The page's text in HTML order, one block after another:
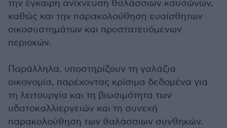
την έγκαιρη ανίχνευση θαλάσσιων καυσώνων,
καθώς και την παρακολούθηση ευαίσθητων
οικοσυστημάτων και προστατευόμενων
περιοχών.
Παράλληλα, υποστηρίζουν τη γαλάζια
οικονομία, παρέχοντας κρίσιμα δεδομένα για
τη λειτουργία και τη βιωσιμότητα των
υδατοκαλλιεργειών και τη συνεχή
παρακολούθηση των θαλάσσιων συνθηκών.